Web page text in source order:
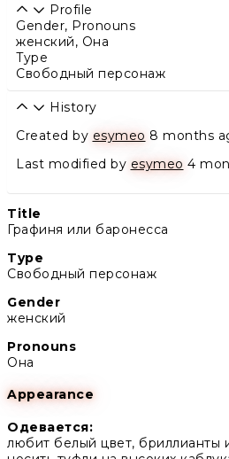
Profile
Gender, Pronouns
женский, Она
Type
Свободный персонаж
History
Created by esymeo 8 months
Last modified by esymeo 4
Title
Графиня или баронесса
Type
Свободный персонаж
Gender
женский
Pronouns
Она
Appearance
Одевается:
любит белый цвет, бриллианты